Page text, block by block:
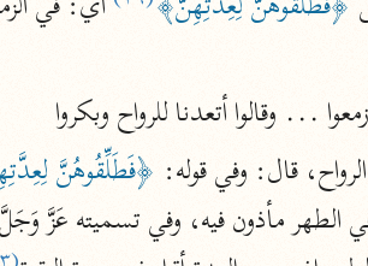
... وقالوا أتعدنا للرواح وبكروا
قال: وفي قوله: ﴿فَطَلِّقُوهُنَّ